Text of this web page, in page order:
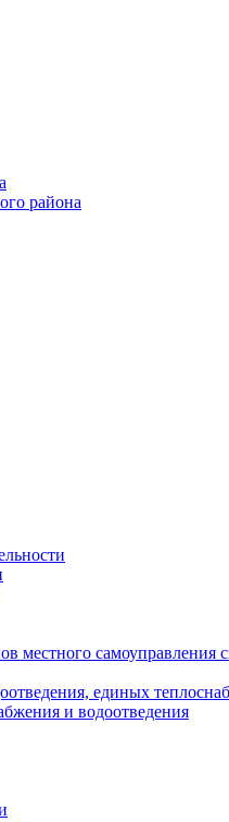
района
местного
единых
и водоотведения